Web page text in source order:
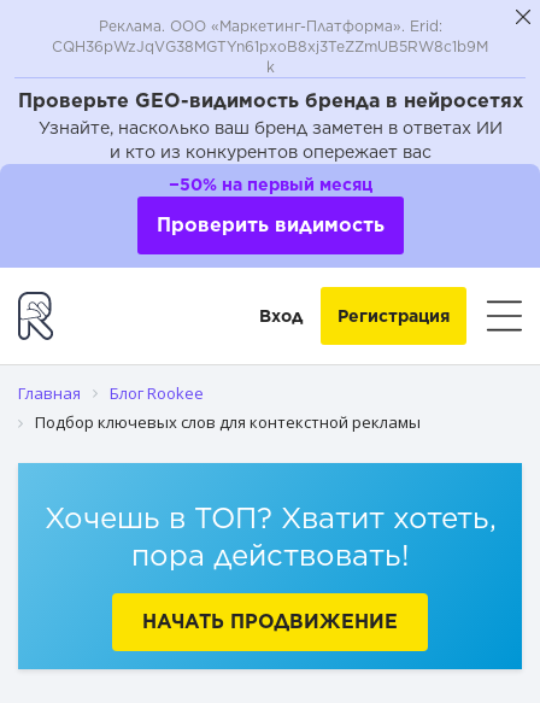
Проверьте GEO-видимость бренда в нейросетях
Узнайте, насколько ваш бренд заметен в ответах ИИ
и кто из конкурентов опережает вас
Реклама. ООО «Маркетинг-Платформа». Erid:
CQH36pWzJqVG38MGTYn61pxoB8xj3TeZZmUB5RW8c1b9M
k
−50% на первый месяц
Проверить видимость
Вход Регистрация
Главная
Блог Rookee
Подбор ключевых слов для контекстной рекламы
Хочешь в ТОП? Хватит хотеть,
пора действовать!
НАЧАТЬ ПРОДВИЖЕНИЕ
Важность подбора ключевых слов
Сбор основы семантического ядра
Сортировка ключевых слов